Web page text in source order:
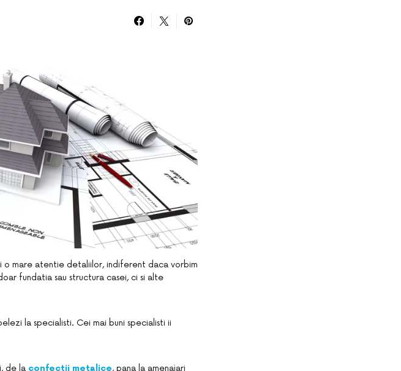
o mare atentie detaliilor, indiferent daca vorbim
fundatia sau structura casei, ci si alte
la specialisti. Cei mai buni specialisti ii
de la confectii metalice, pana la amenajari